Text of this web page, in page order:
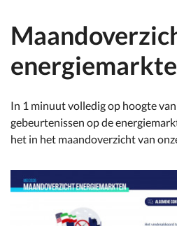
In 1 minuut volledig op hoogte
gebeurtenissen op de
het in het maandoverzicht van